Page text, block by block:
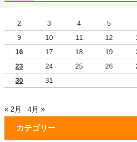
2
3 4 5
9
10 11 12
16
17 18 19
23
24 25 26
30
31
« 2月 4月 »
カテゴリー